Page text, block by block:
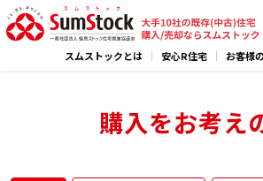
スムストックとは 安心R住宅 お客様
購入をお考え